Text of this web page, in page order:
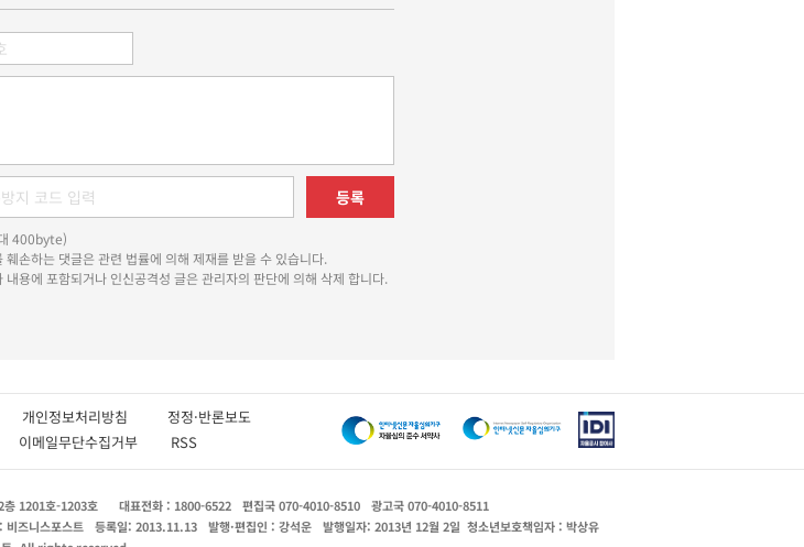
등록
400byte)
손하는 댓글은 관련 법률에 의해 제재를 받을 수 있습니다.
용에 포함되거나 인신공격성 글은 관리자의 판단에 의해 삭제 합니다.
개인정보처리방침 정정·반론보도
이메일무단수집거부 RSS
층 1201호-1203호 대표전화 : 1800-6522 편집국 070-4010-8510
광고국 070-4010-8511
비즈니스포스트 등록일: 2013.11.13 발행·편집인 : 강석운 발행일자: 2013년 12월 2일 청소년보호책임자 : 박상유